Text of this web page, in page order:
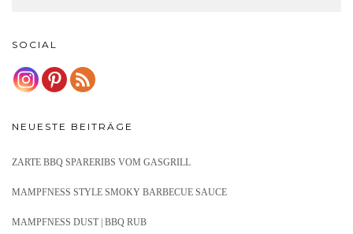
SOCIAL
NEUESTE BEITRÄGE
ZARTE BBQ SPARERIBS VOM GASGRILL
MAMPFNESS STYLE SMOKY BARBECUE SAUCE
MAMPFNESS DUST | BBQ RUB